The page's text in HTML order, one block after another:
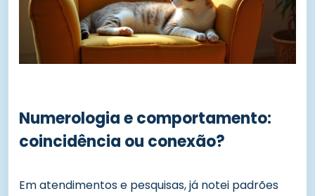
Numerologia e comportamento:
coincidência ou conexão?
Em atendimentos e pesquisas, já notei padrões